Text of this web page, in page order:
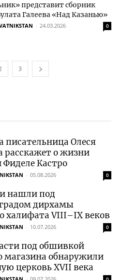
представит сборник
Галеева «Над Казанью»
- 24.03.2026 0
3
писательница Олеся
расскажет о жизни
Кастро
- 05.08.2026 0
нашли под
дирхамы
халифата VIII–IX веков
- 10.07.2026 0
под обшивкой
магазина обнаружили
церковь XVII века